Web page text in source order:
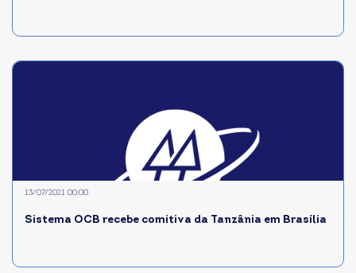
Sistema OCB recebe comitiva da Tanzânia em Brasília
13/07/2021 00:00